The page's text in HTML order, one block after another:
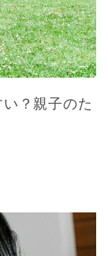
？親子のた